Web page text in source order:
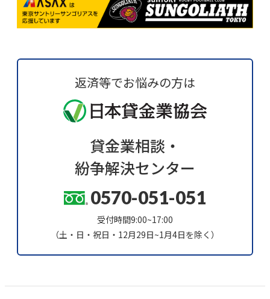
返済等でお悩みの方は
貸金業相談・
紛争解決センター
0570-051-051
受付時間9:00~17:00
（土・日・祝日・12月29日~1月4日を除く）